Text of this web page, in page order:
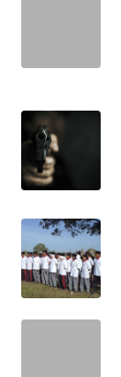
BABEL
WN
SUMBAR
WN
SUMSEL
WN
BENGKULU